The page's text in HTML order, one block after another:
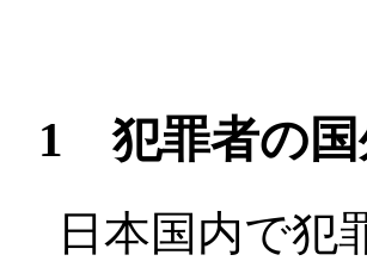
1 犯罪者の国
日本国内で犯